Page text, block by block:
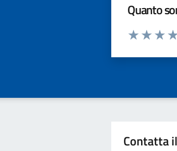
Quanto
Valuta da 1 a 5
Contatta